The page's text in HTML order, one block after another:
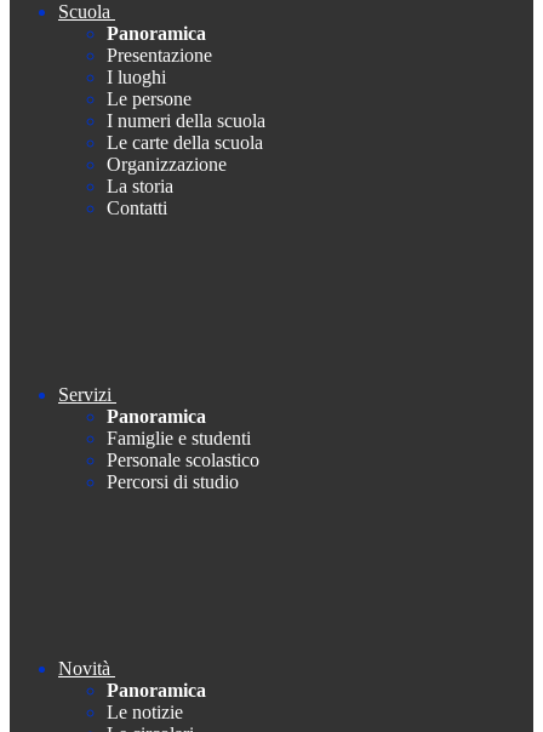
Scuola
Panoramica
Presentazione
I luoghi
Le persone
I numeri della scuola
Le carte della scuola
Organizzazione
La storia
Contatti
Servizi
Panoramica
Famiglie e studenti
Personale scolastico
Percorsi di studio
Novità
Panoramica
Le notizie